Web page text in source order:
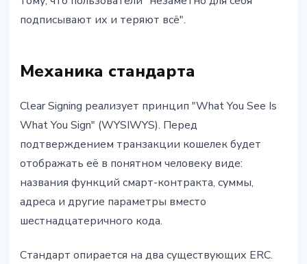
подписывают их и теряют всё".
Механика стандарта
Clear Signing реализует принцип "What You See Is
What You Sign" (WYSIWYS). Перед
подтверждением транзакции кошелек будет
отображать её в понятном человеку виде:
названия функций смарт-контракта, суммы,
адреса и другие параметры вместо
шестнадцатеричного кода.
Стандарт опирается на два существующих ERC.